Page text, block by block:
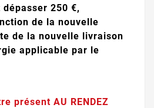
250 €,
de la nouvelle
de la nouvelle livraison
applicable par le
présent AU RENDEZ